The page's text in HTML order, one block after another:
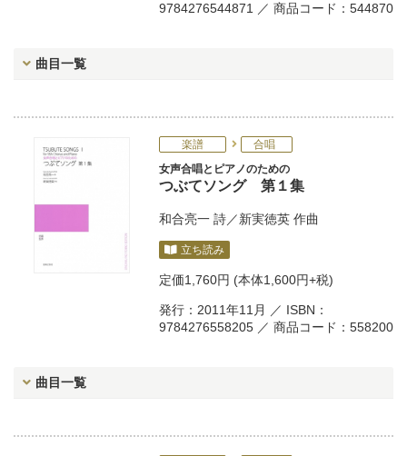
9784276544871 ／ 商品コード：544870
曲目一覧
楽譜
合唱
女声合唱とピアノのための
つぶてソング 第１集
和合亮一 詩／新実徳英 作曲
立ち読み
定価1,760円 (本体1,600円+税)
発行：2011年11月 ／ ISBN：
9784276558205 ／ 商品コード：558200
曲目一覧